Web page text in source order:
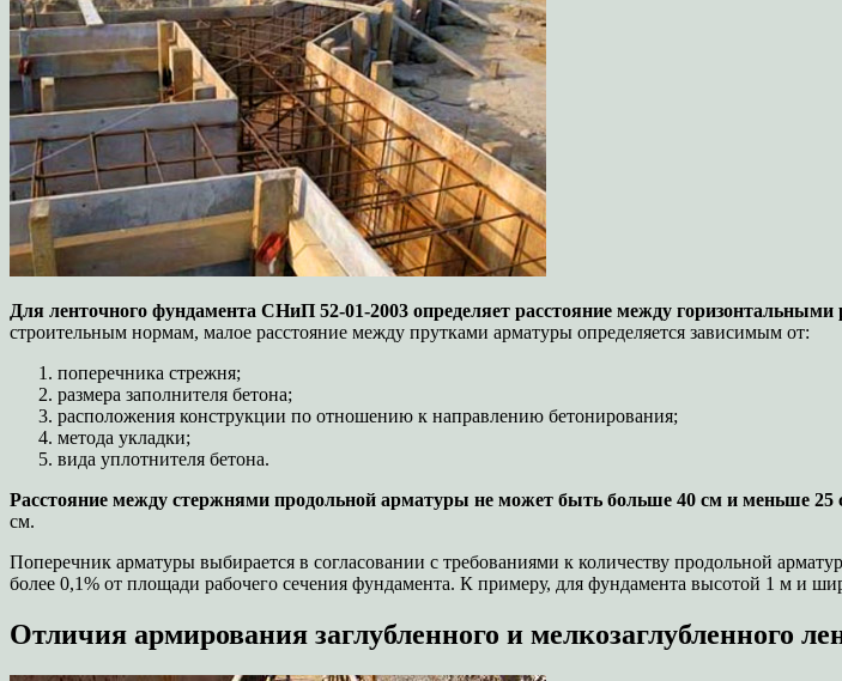
Для ленточного фундамента СНиП 52-01-2003 определяет расстояние между
строительным нормам, малое расстояние между прутками арматуры определяется зависимым от:
поперечника стрежня;
размера заполнителя бетона;
расположения конструкции по отношению к направлению бетонирования;
метода укладки;
вида уплотнителя бетона.
Расстояние между стержнями продольной арматуры не может быть больше 40 см и меньше 25
см.
Поперечник арматуры выбирается в согласовании с требованиями к количеству продольной
более 0,1% от площади рабочего сечения фундамента. К примеру, для фундамента высотой 1 м и
Отличия армирования заглубленного и мелкозаглубленного